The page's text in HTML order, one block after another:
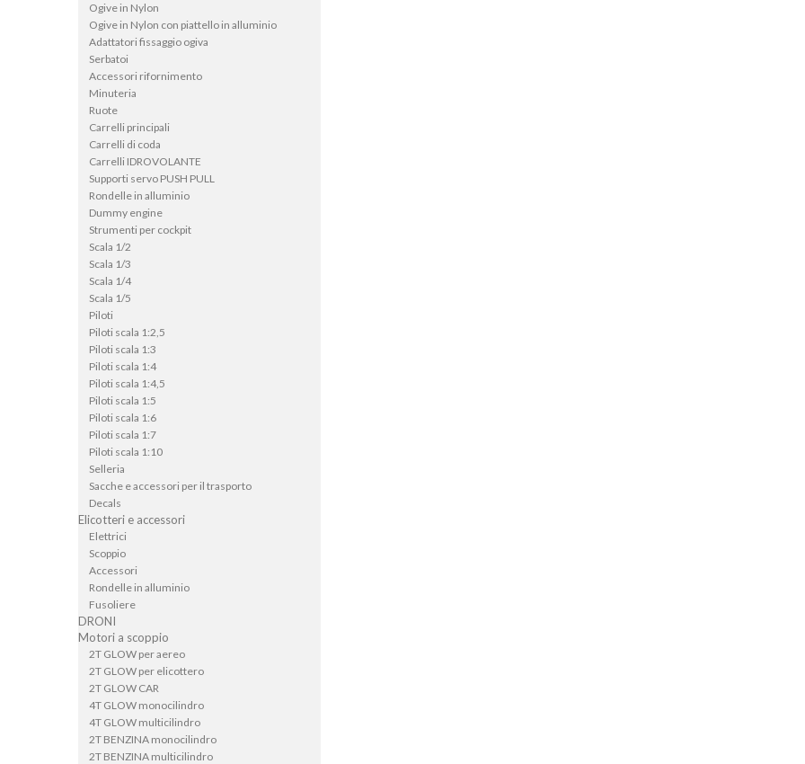
Ogive in Nylon
Ogive in Nylon con piattello in alluminio
Adattatori fissaggio ogiva
Serbatoi
Accessori rifornimento
Minuteria
Ruote
Carrelli principali
Carrelli di coda
Carrelli IDROVOLANTE
Supporti servo PUSH PULL
Rondelle in alluminio
Dummy engine
Strumenti per cockpit
Scala 1/2
Scala 1/3
Scala 1/4
Scala 1/5
Piloti
Piloti scala 1:2,5
Piloti scala 1:3
Piloti scala 1:4
Piloti scala 1:4,5
Piloti scala 1:5
Piloti scala 1:6
Piloti scala 1:7
Piloti scala 1:10
Selleria
Sacche e accessori per il trasporto
Decals
Elicotteri e accessori
Elettrici
Scoppio
Accessori
Rondelle in alluminio
Fusoliere
DRONI
Motori a scoppio
2T GLOW per aereo
2T GLOW per elicottero
2T GLOW CAR
4T GLOW monocilindro
4T GLOW multicilindro
2T BENZINA monocilindro
2T BENZINA multicilindro